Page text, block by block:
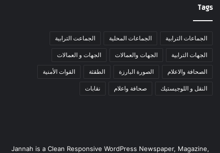
Tags
الجماعات الترابية الجماعات المحلية الجماعت الترابية
الجهات الترابية الجهات والعمالات الجهات و العمالات
الصحافة والاعلام الصورة البارزة الطقثة القوات الأمنية
النقل و اللوجيستيك صحافة واعلام نقابات
Jannah is a Clean Responsive WordPress Newspaper, Magazine,